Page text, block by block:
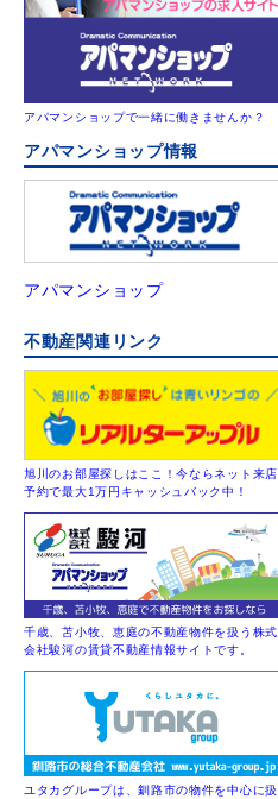
アパマンショップで一緒に働きませんか？
アパマンショップ情報
アパマンショップ
不動産関連リンク
旭川のお部屋探しはここ！今ならネット来店
予約で最大1万円キャッシュバック中！
千歳、苫小牧、恵庭の不動産物件を扱う株式
会社駿河の賃貸不動産情報サイトです。
ユタカグループは、釧路市の物件を中心に扱